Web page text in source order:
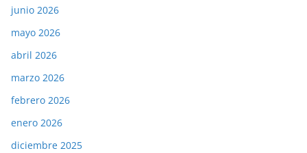
junio 2026
mayo 2026
abril 2026
marzo 2026
febrero 2026
enero 2026
diciembre 2025